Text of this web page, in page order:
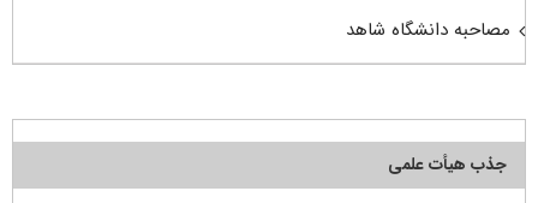
مصاحبه دانشگاه شاهد
جذب هیأت علمی